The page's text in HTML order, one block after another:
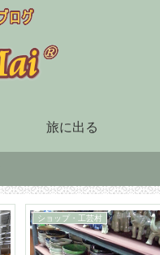
旅に出る
90日レポート